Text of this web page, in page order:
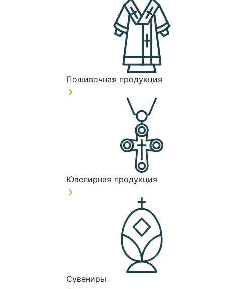
Пошивочная продукция
Ювелирная продукция
Сувениры